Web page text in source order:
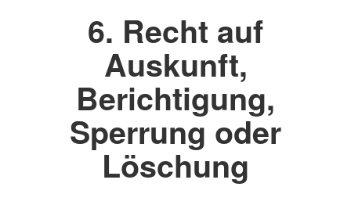
6. Recht auf
Auskunft,
Berichtigung,
Sperrung oder
Löschung